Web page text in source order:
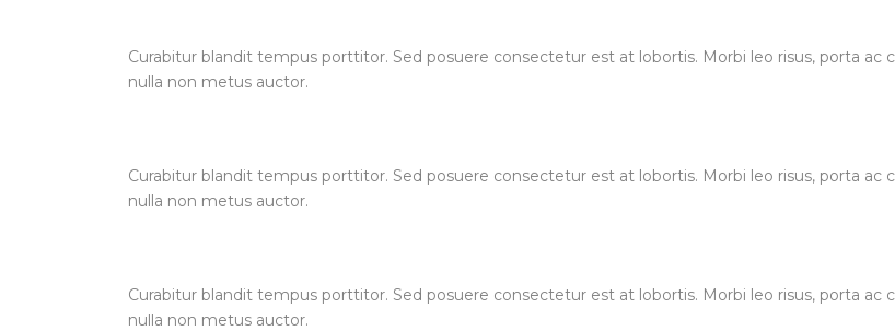
Curabitur blandit tempus porttitor. Sed posuere consectetur est at lobortis. Morbi leo risus, porta
nulla non metus auctor.
Curabitur blandit tempus porttitor. Sed posuere consectetur est at lobortis. Morbi leo risus, porta
nulla non metus auctor.
Curabitur blandit tempus porttitor. Sed posuere consectetur est at lobortis. Morbi leo risus, porta
nulla non metus auctor.